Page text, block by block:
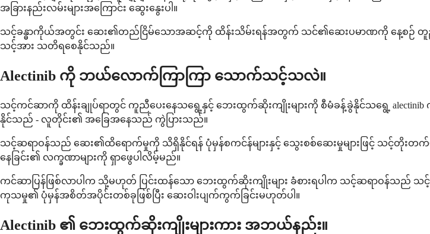
အခြားနည်းလမ်းများအကြောင်း ဆွေးနွေးပါ။
သင့်ခန္ဓာကိုယ်အတွင်း ဆေး၏တည်ငြိမ်သောအဆင့်ကို ထိန်းသိမ်းရန်အတွက် သင်၏ဆေးပမာဏကို နေ့စဉ် တူညီသေ
သင့်အား သတိရစေနိုင်သည်။
Alectinib ကို ဘယ်လောက်ကြာကြာ သောက်သင့်သလဲ။
သင့်ကင်ဆာကို ထိန်းချုပ်ရာတွင် ကူညီပေးနေသရွေ့နှင့် ဘေးထွက်ဆိုးကျိုးများကို စီမံခန့်ခွဲနိုင်သရွေ့
နိုင်သည် - လူတိုင်း၏ အခြေအနေသည် ကွဲပြားသည်။
သင့်ဆရာဝန်သည် ဆေး၏ထိရောက်မှုကို သိရှိနိုင်ရန် ပုံမှန်စကင်န်များနှင့် သွေးစစ်ဆေးမှုများဖြင့် သင့်တို
နေခြင်း၏ လက္ခဏာများကို ရှာဖွေပါလိမ့်မည်။
ကင်ဆာပြန်ဖြစ်လာပါက သို့မဟုတ် ပြင်းထန်သော ဘေးထွက်ဆိုးကျိုးများ ခံစားရပါက သင့်ဆရာဝန်သည်
ကုသမှု၏ ပုံမှန်အစိတ်အပိုင်းတစ်ခုဖြစ်ပြီး ဆေးဝါးပျက်ကွက်ခြင်းမဟုတ်ပါ။
Alectinib ၏ ဘေးထွက်ဆိုးကျိုးများကား အဘယ်နည်း။